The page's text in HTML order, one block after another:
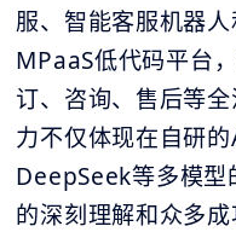
服、智能客服机器
MPaaS低代码平台
订、咨询、售后等
力不仅体现在自研
DeepSeek等多模型
的深刻理解和众多